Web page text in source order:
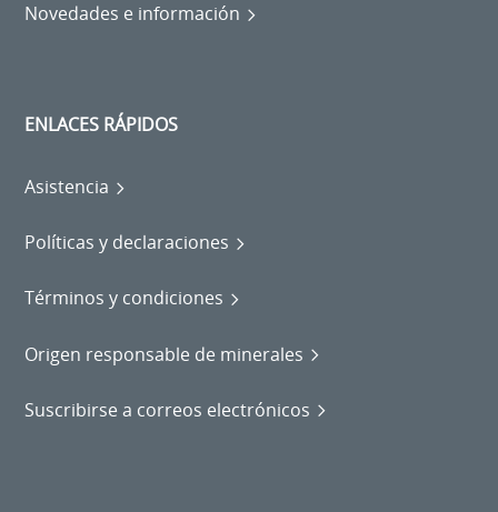
Novedades e información
ENLACES RÁPIDOS
Asistencia
Políticas y declaraciones
Términos y condiciones
Origen responsable de minerales
Suscribirse a correos electrónicos